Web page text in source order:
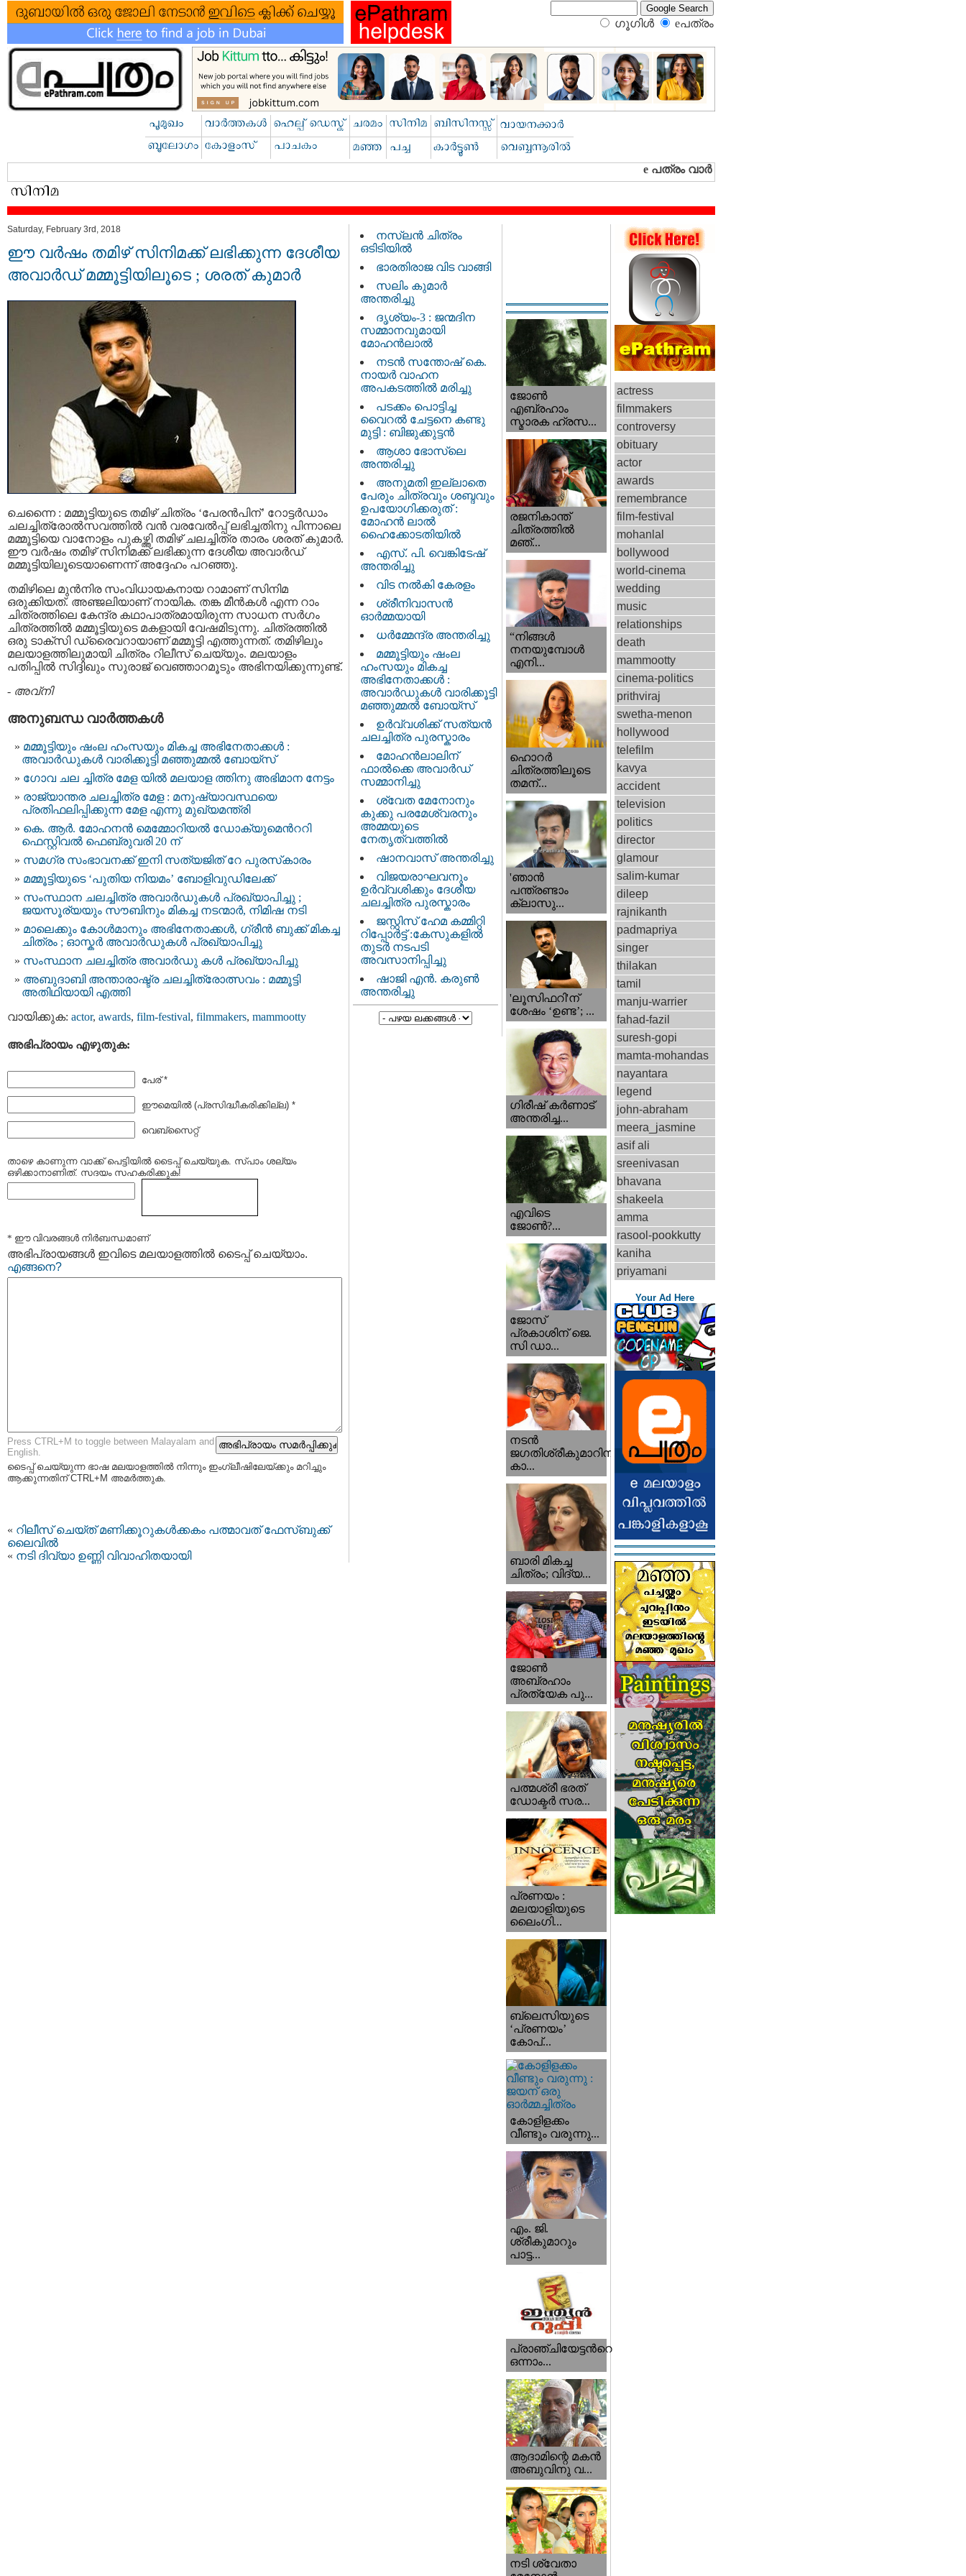
ഗൂഗിള്‍ eപത്രം‍
Saturday, February 3rd, 2018
ഈ വർഷം തമിഴ് സിനിമക്ക് ലഭിക്കുന്ന ദേശീയ
അവാർഡ് മമ്മൂട്ടിയിലൂടെ ; ശരത് കുമാർ
ചെന്നൈ : മമ്മൂട്ടിയുടെ തമിഴ് ചിത്രം ‘പേരൻപിന്’ റോട്ടർഡാം
ചലച്ചിത്രോൽസവത്തിൽ വൻ വരവേൽപ്പ് ലഭിച്ചതിനു പിന്നാലെ
മമ്മൂട്ടിയെ വാനോളം പുകഴ്ത്തി തമിഴ് ചലച്ചിത്ര താരം ശരത് കുമാർ.
ഈ വർഷം തമിഴ് സിനിമക്ക് ലഭിക്കുന്ന ദേശീയ അവാർഡ്
മമ്മൂട്ടിയിലൂടെയാണെന്ന് അദ്ദേഹം പറഞ്ഞു.
തമിഴിലെ മുൻനിര സംവിധായകനായ റാമാണ് സിനിമ
ഒരുക്കിയത്. അഞ്ജലിയാണ് നായിക. തങ്ക മീൻകൾ എന്ന റാം
ചിത്രത്തിലെ കേന്ദ്ര കഥാപാത്രമായിരുന്ന സാധന സർഗം
ചിത്രത്തിൽ മമ്മൂട്ടിയുടെ മകളായി വേഷമിടുന്നു. ചിത്രത്തിൽ
ഒരു ടാക്സി ഡ്രൈവറായാണ് മമ്മൂട്ടി എത്തുന്നത്. തമിഴിലും
മലയാളത്തിലുമായി ചിത്രം റിലീസ് ചെയ്യും. മലയാളം
പതിപ്പിൽ സിദ്ദിഖും സുരാജ് വെഞ്ഞാറമൂടും അഭിനയിക്കുന്നുണ്ട്.
- അവ്നി
അനുബന്ധ വാര്‍ത്തകള്‍
മമ്മൂട്ടിയും ഷംല ഹംസയും മികച്ച അഭിനേതാക്കൾ :
അവാർഡുകൾ വാരിക്കൂട്ടി മഞ്ഞുമ്മൽ ബോയ്സ്
ഗോവ ചല ച്ചിത്ര മേള യിൽ മലയാള ത്തിനു അഭിമാന നേട്ടം
രാജ്യാന്തര ചലച്ചിത്ര മേള : മനുഷ്യാവസ്ഥയെ
പ്രതിഫലിപ്പിക്കുന്ന മേള എന്നു മുഖ്യമന്ത്രി
കെ. ആർ. മോഹനൻ മെമ്മോറിയൽ ഡോക്യുമെന്‍ററി
ഫെസ്റ്റിവല്‍ ഫെബ്രുവരി 20 ന്
സമഗ്ര സംഭാവനക്ക് ഇനി സത്യജിത് റേ പുരസ്‌കാരം
മമ്മൂട്ടിയുടെ ‘പുതിയ നിയമം’ ബോളിവുഡിലേക്ക്
സംസ്ഥാന ചലച്ചിത്ര അവാര്‍ഡുകള്‍ പ്രഖ്യാപിച്ചു ;
ജയസൂര്യയും സൗബിനും മികച്ച നടന്മാര്‍, നിമിഷ നടി
മാലെക്കും കോള്‍മാനും അഭിനേതാക്കള്‍, ഗ്രീന്‍ ബുക്ക് മികച്ച
ചിത്രം ; ഓസ്കര്‍ അവാര്‍ഡുകള്‍ പ്രഖ്യാപിച്ചു
സംസ്ഥാന ചലച്ചിത്ര അവാർഡു കൾ പ്രഖ്യാപിച്ചു
അബുദാബി അന്താരാഷ്ട്ര ചലച്ചിത്രോത്സവം : മമ്മൂട്ടി
അതിഥിയായി എത്തി
വായിക്കുക: actor, awards, film-festival, filmmakers, mammootty
അഭിപ്രായം എഴുതുക:
പേര് *
ഈമെയില്‍ (പ്രസിദ്ധീകരിക്കില്ല) *
വെബ്സൈറ്റ്
താഴെ കാണുന്ന വാക്ക് പെട്ടിയില്‍ ടൈപ്പ്‌ ചെയ്യുക. സ്പാം ശല്യം
ഒഴിക്കാനാണിത്. സദയം സഹകരിക്കുക!
* ഈ വിവരങ്ങള്‍ നിര്‍ബന്ധമാണ്
അഭിപ്രായങ്ങള്‍ ഇവിടെ മലയാളത്തില്‍ ടൈപ്പ് ചെയ്യാം.
എങ്ങനെ?
Press CTRL+M to toggle between Malayalam and
English.
ടൈപ്പ്‌ ചെയ്യുന്ന ഭാഷ മലയാളത്തില്‍ നിന്നും ഇംഗ്ലീഷിലേയ്ക്കും മറിച്ചും
ആക്കുന്നതിന് CTRL+M അമര്‍ത്തുക.
« റിലീസ് ചെയ്ത് മണിക്കൂറുകൾക്കകം പത്മാവത് ഫേസ്ബുക്ക്
ലൈവിൽ
« നടി ദിവ്യാ ഉണ്ണി വിവാഹിതയായി
നസ്‌ലൻ ചിത്രം
ഒടിടിയിൽ
ഭാരതിരാജ വിട വാങ്ങി
സലിം കുമാർ
അന്തരിച്ചു
ദൃശ്യം-3 : ജന്മദിന
സമ്മാനവുമായി
മോഹൻലാൽ
നടന്‍ സന്തോഷ് കെ.
നായര്‍ വാഹന
അപകടത്തില്‍ മരിച്ചു
പടക്കം പൊട്ടിച്ച
വൈറൽ ചേട്ടനെ കണ്ടു
മുട്ടി : ബിജുക്കുട്ടൻ
ആശാ ഭോസ്‌ലെ
അന്തരിച്ചു
അനുമതി ഇല്ലാതെ
പേരും ചിത്രവും ശബ്ദവും
ഉപയോഗിക്കരുത് :
മോഹന്‍ ലാല്‍
ഹൈക്കോടതിയിൽ
എസ്. പി. വെങ്കിടേഷ്
അന്തരിച്ചു
വിട നല്‍കി കേരളം
ശ്രീനിവാസന്‍
ഓര്‍മ്മയായി
ധര്‍മ്മേന്ദ്ര അന്തരിച്ചു
മമ്മൂട്ടിയും ഷംല
ഹംസയും മികച്ച
അഭിനേതാക്കൾ :
അവാർഡുകൾ വാരിക്കൂട്ടി
മഞ്ഞുമ്മൽ ബോയ്സ്
ഉർവ്വശിക്ക് സത്യൻ
ചലച്ചിത്ര പുരസ്കാരം
മോഹൻലാലിന്
ഫാല്‍ക്കെ അവാര്‍ഡ്
സമ്മാനിച്ചു
ശ്വേത മേനോനും
കുക്കു പരമേശ്വരനും
അമ്മയുടെ
നേതൃത്വത്തിൽ
ഷാനവാസ് അന്തരിച്ചു
വിജയരാഘവനും
ഉര്‍വ്വശിക്കും ദേശീയ
ചലച്ചിത്ര പുരസ്കാരം
ജസ്റ്റിസ്‌ ഹേമ കമ്മിറ്റി
റിപ്പോർട്ട് : കേസുകളിൽ
തുടർ നടപടി
അവസാനിപ്പിച്ചു
ഷാജി എൻ. കരുൺ
അന്തരിച്ചു
ജോണ്‍
എബ്രഹാം
സ്മാരക ഹ്രസ...
രജനികാന്ത്
ചിത്രത്തിൽ
മഞ്...
“നിങ്ങള്‍
നനയുമ്പോള്‍
എനി...
ഹൊറര്‍
ചിത്രത്തിലൂടെ
തമന്...
'ഞാന്‍
പന്ത്രണ്ടാം
ക്ലാസു...
'ലൂസിഫറി'ന്
ശേഷം ‘ഉണ്ട’; ...
ഗിരീഷ് കര്‍ണാട്
അന്തരിച്ച...
എവിടെ
ജോണ്‍?...
ജോസ്
പ്രകാശിന് ജെ.
സി ഡാ...
നടന്‍
ജഗതിശ്രീകുമാറിനു
കാ...
ബാരി മികച്ച
ചിത്രം; വിദ്യ...
ജോണ്‍
അബ്രഹാം
പ്രത്യേക പു...
പത്മശ്രീ ഭരത്
ഡോക്ടര്‍ സര...
പ്രണയം :
മലയാളിയുടെ
ലൈംഗി...
ബ്ലെസിയുടെ
‘പ്രണയം’
കോപ്...
കോളിളക്കം
വീണ്ടും വരുന്നു...
എം. ജി.
ശ്രീകുമാറും
പാട്ട...
പ്രാഞ്ചിയേട്ടന്‍റെ
ഒന്നാം...
ആദാമിന്റെ മകന്‍
അബുവിനു വ...
നടി ശ്വേതാ
actress
filmmakers
controversy
obituary
actor
awards
remembrance
film-festival
mohanlal
bollywood
world-cinema
wedding
music
relationships
death
mammootty
cinema-politics
prithviraj
swetha-menon
hollywood
telefilm
kavya
accident
television
politics
director
glamour
salim-kumar
dileep
rajnikanth
padmapriya
singer
thilakan
tamil
manju-warrier
fahad-fazil
suresh-gopi
mamta-mohandas
nayantara
legend
john-abraham
meera_jasmine
asif ali
sreenivasan
bhavana
shakeela
amma
rasool-pookkutty
kaniha
priyamani
Your Ad Here